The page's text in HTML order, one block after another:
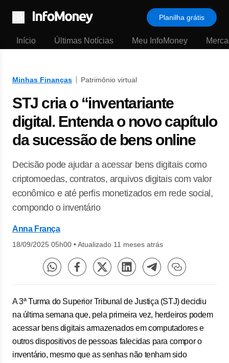
Menu
Planilha grátis
Início Últimas Notícias Meu InfoMoney
Minhas Finanças Patrimônio virtual
STJ cria o “inventariante
digital. Entenda o novo capítulo
da sucessão de bens online
Decisão pode ajudar a acessar bens digitais como
criptomoedas, contratos, arquivos digitais com valor
econômico e até perfis monetizados em rede social,
compondo o inventário
Anna França
18/09/2025 05h00 •Atualizado 11 meses atrás
A 3ª Turma do Superior Tribunal de Justiça (STJ) decidiu
na última semana que, pela primeira vez, herdeiros podem
acessar bens digitais armazenados em computadores e
outros dispositivos de pessoas falecidas para compor o
inventário, mesmo que as senhas não tenham sido